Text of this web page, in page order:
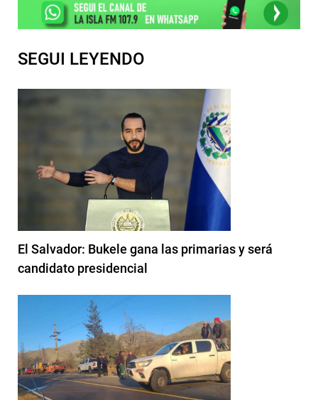
SEGUI LEYENDO
El Salvador: Bukele gana las primarias y será
candidato presidencial